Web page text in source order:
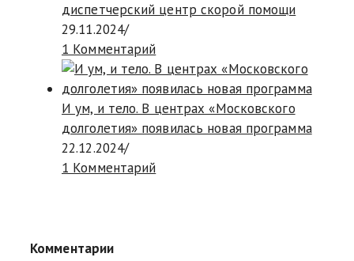
диспетчерский центр скорой помощи
29.11.2024/
1 Комментарий
И ум, и тело. В центрах «Московского
долголетия» появилась новая программа
22.12.2024/
1 Комментарий
Комментарии